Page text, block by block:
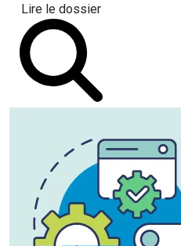
Lire le dossier